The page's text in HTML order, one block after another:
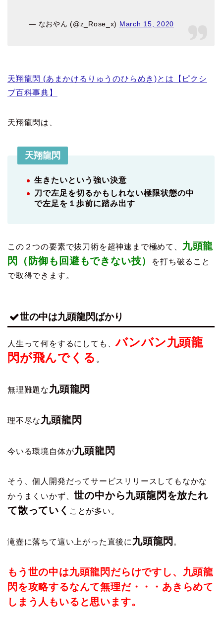
— なおやん (@z_Rose_x) March 15, 2020
天翔龍閃 (あまかけるりゅうのひらめき)とは【ピクシ
ブ百科事典】
天翔龍閃は、
天翔龍閃
生きたいという強い決意
刀で左足を切るかもしれない極限状態の中
で左足を１歩前に踏み出す
この２つの要素で抜刀術を超神速まで極めて、 九頭龍
閃（防御も回避もできない技）
を打ち破ること
で取得できます。
世の中は九頭龍閃ばかり
人生って何をするにしても、バンバン九頭龍
閃が飛んでくる 。
無理難題な 九頭龍閃
理不尽な 九頭龍閃
今いる環境自体が九頭龍閃
そう、個人開発だってサービスリリースしてもなかな
かうまくいかず、世の中から九頭龍閃を放たれ
て散っていく ことが多い。
滝壺に落ちて這い上がった直後に 九頭龍閃 。
もう世の中は九頭龍閃だらけですし、九頭龍
閃を攻略するなんて無理だ・・・あきらめて
しまう人もいると思います。